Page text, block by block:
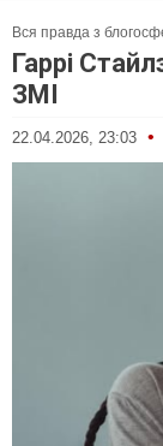
Вся правда з
Гаррі
ЗМІ
22.04.2026, 23:03 •